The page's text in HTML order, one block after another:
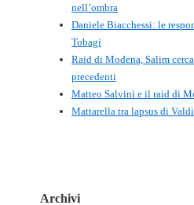
nell’ombra
Daniele Biacchessi: le
Tobagi
Raid di Modena, Salim
precedenti
Matteo Salvini e il raid di
Mattarella tra lapsus di
Archivi